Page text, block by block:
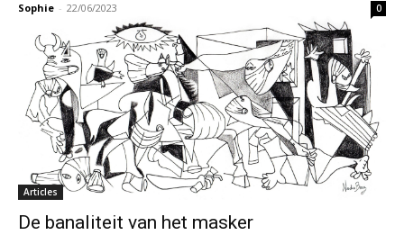
Sophie - 22/06/2023 0
Articles
De banaliteit van het masker